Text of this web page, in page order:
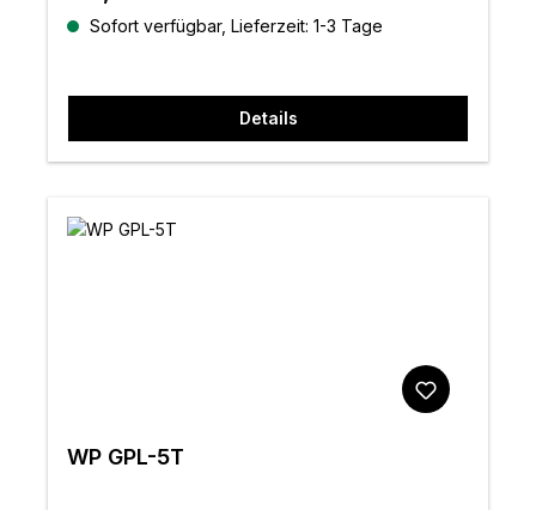
400W
Sofort verfügbar, Lieferzeit: 1-3 Tage
Details
WP GPL-5T